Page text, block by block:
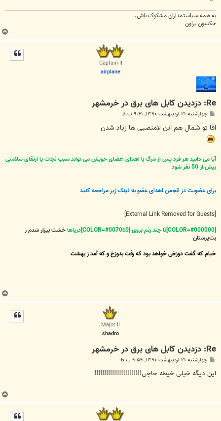
به همه سياستمداران مشکوک باش.
جکسون براون
Captain II
airplane
Re: دزدیدن کابل های برق در خرمشهر
س
ت
چهارشنبه ۲۱ اردیبهشت ۱۳۹۰, ۹:۴۱ ب.ظ
اقا تو شمال هم این لامنصبی ها زیاد شدن
آیا می دانید هر فرد پس از مرگ با اهدای اعضای خویش می تواند سبب نجات یا ارتقای سلامتی
بیش از 50 نفر شود
برای عضویت در انجمن اهدای عضو به لینک زیر مراجعه کنید
[External Link Removed for Guests]
[COLOR=#000000]تا چند زنم بروی [COLOR=#0070c0]دریاها
خشت بیزار شدم ز
بت‌پرستان
خیام که گفت دوزخی خواهد بود که رفت بدوزخ و که آمد ز بهشت
Major II
shadro
Re: دزدیدن کابل های برق در خرمشهر
س
ت
چهارشنبه ۲۱ اردیبهشت ۱۳۹۰, ۹:۵۹ ب.ظ
این دیگه خیلی خیطه حاجی!!!!!!!!!!!!!!!!!!!!!!!!